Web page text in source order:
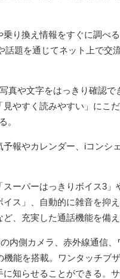
り換え情報をすぐに調べ
題を通じてネット上で交
真や文字をはっきり確認で
やすく読みやすい」にこ
。
報やカレンダー、iコンシ
ーパーはっきりボイス3」
ス」、自動的に雑音を抑
、充実した通話機能を備え
内側カメラ、赤外線通信、
能を搭載。ワンタッチブ
知らせることができる。